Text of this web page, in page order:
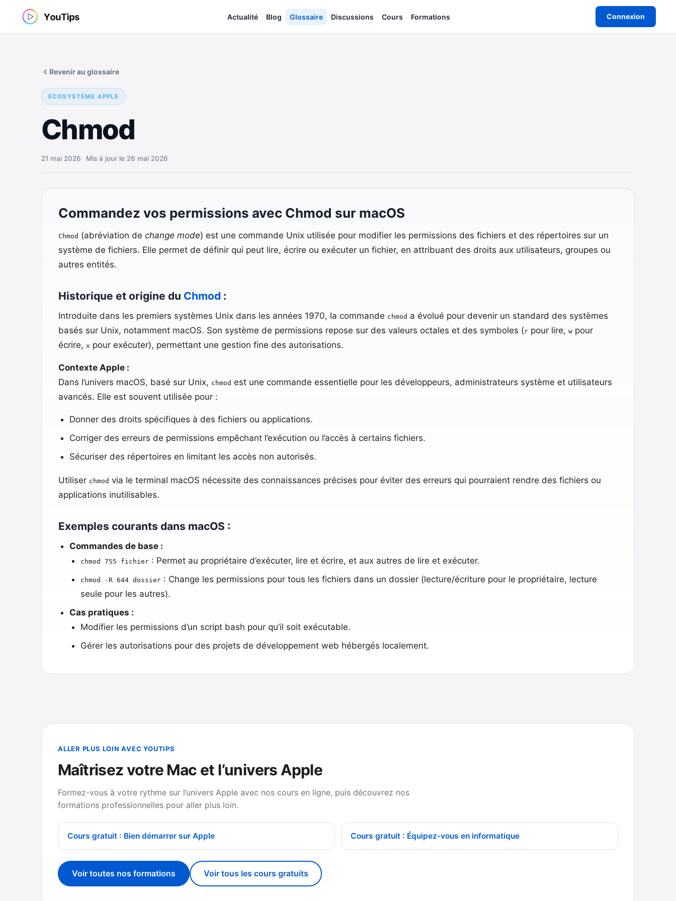
Actualité Blog Glossaire Discussions Cours Formations Connexion
ÉCOSYSTÈME APPLE
Chmod
Revenir au glossaire
21 mai 2026 Mis à jour le 26 mai 2026
Commandez vos permissions avec Chmod sur macOS
Chmod (abréviation de change mode) est une commande Unix utilisée pour modifier les permissions des fichiers et des répertoires sur un
système de fichiers. Elle permet de définir qui peut lire, écrire ou exécuter un fichier, en attribuant des droits aux utilisateurs, groupes ou
autres entités.
Historique et origine du Chmod :
Introduite dans les premiers systèmes Unix dans les années 1970, la commande chmod a évolué pour devenir un standard des systèmes
basés sur Unix, notamment macOS. Son système de permissions repose sur des valeurs octales et des symboles (rpour lire, wpour
écrire, x pour exécuter), permettant une gestion fine des autorisations.
Contexte Apple :
Dans l’univers macOS, basé sur Unix, chmod est une commande essentielle pour les développeurs, administrateurs système et utilisateurs
avancés. Elle est souvent utilisée pour :
Donner des droits spécifiques à des fichiers ou applications.
Corriger des erreurs de permissions empêchant l’exécution ou l’accès à certains fichiers.
Sécuriser des répertoires en limitant les accès non autorisés.
Utiliser chmod via le terminal macOS nécessite des connaissances précises pour éviter des erreurs qui pourraient rendre des fichiers ou
applications inutilisables.
Exemples courants dans macOS :
Commandes de base :
chmod 755 fichier: Permet au propriétaire d’exécuter, lire et écrire, et aux autres de lire et exécuter.
chmod -R 644 dossier: Change les permissions pour tous les fichiers dans un dossier (lecture/écriture pour le propriétaire, lecture
seule pour les autres).
Cas pratiques :
Modifier les permissions d’un script bash pour qu’il soit exécutable.
Gérer les autorisations pour des projets de développement web hébergés localement.
ALLER PLUS LOIN AVEC YOUTIPS
Maîtrisez votre Mac et l’univers Apple
Formez-vous à votre rythme sur l’univers Apple avec nos cours en ligne, puis découvrez nos
formations professionnelles pour aller plus loin.
Cours gratuit : Bien démarrer sur Apple Cours gratuit : Équipez-vous en informatique
Voir toutes nos formations Voir tous les cours gratuits